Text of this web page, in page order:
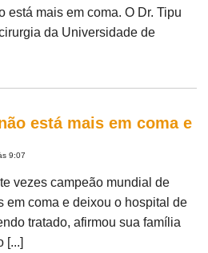
está mais em coma. O Dr. Tipu
da Universidade de
está mais em coma e
9:07
vezes campeão mundial de
em coma e deixou o hospital de
tratado, afirmou sua família
[...]